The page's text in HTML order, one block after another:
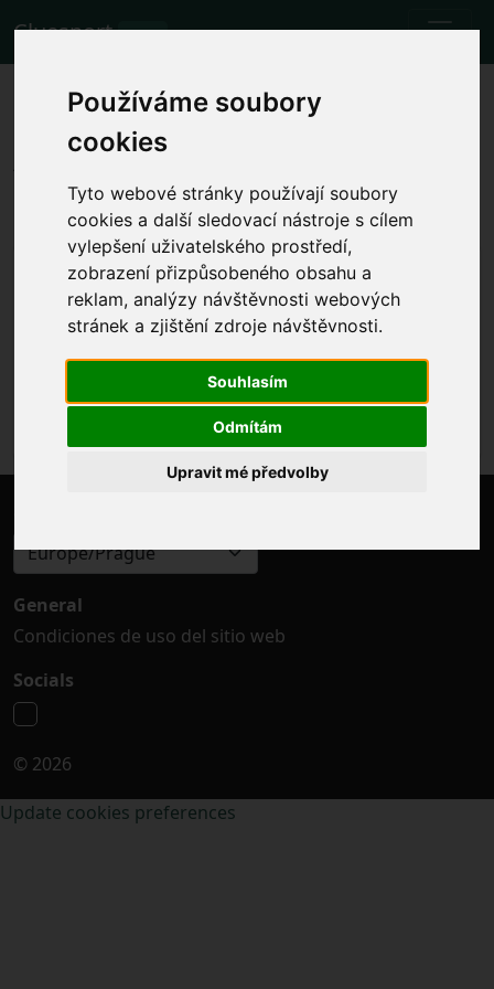
Používáme soubory
cookies
Tyto webové stránky používají soubory
cookies a další sledovací nástroje s cílem
vylepšení uživatelského prostředí,
zobrazení přizpůsobeného obsahu a
reklam, analýzy návštěvnosti webových
stránek a zjištění zdroje návštěvnosti.
Souhlasím
Odmítám
Upravit mé předvolby
Cluesport BETA
Los mejores billetes de avión y
entradas para el partido de
fútbol Bologna vs Lazio.
Partidos 3.11.2023 Bologna - Lazio
Mostrar la hora local del partido
vie 3.11.2023 20:45
Stadio Renato Dall'Ara, Bologna (Italy)
Serie A
El evento ya se ha producido. Sin embargo, puedes
probar con otro evento.
Europe/Prague
General
Condiciones de uso del sitio web
Socials
© 2026
Update cookies preferences